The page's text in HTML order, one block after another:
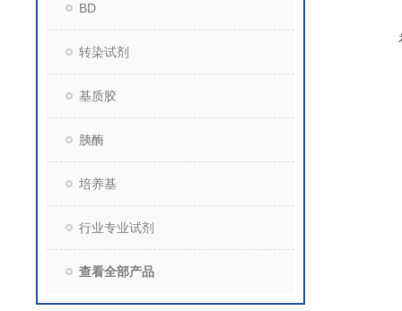
BD
转染试剂
基质胶
胰酶
培养基
行业专业试剂
查看全部产品